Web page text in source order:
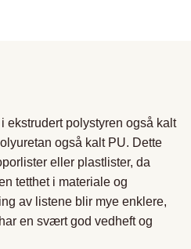
ekstrudert polystyren også kalt
også kalt PU. Dette
eller plastlister, da
tetthet i materiale og
av listene blir mye enklere,
en svært god vedheft og